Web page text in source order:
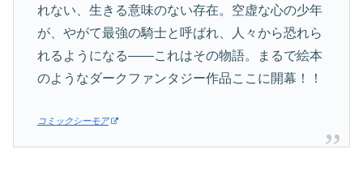
れない、生きる意味のない存在。空虚な心の少年
が、やがて最強の騎士と呼ばれ、人々から恐れら
れるようになる――これはその物語。まるで絵本
のようなダークファンタジー作品ここに開幕！！
コミックシーモア